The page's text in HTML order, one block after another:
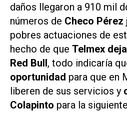
daños llegaron a 910 mil
números de Checo Pérez
pobres actuaciones de
hecho de que Telmex
Red Bull, todo indicaría
oportunidad para que en
liberen de sus servicios y
Colapinto para la